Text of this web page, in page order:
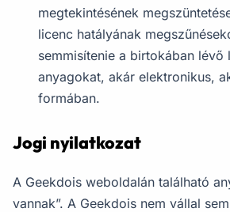
megtekintésének
licenc hatályának
semmisítenie a birtokában lévő
anyagokat, akár elektronikus,
formában.
Jogi nyilatkozat
A Geekdois weboldalán található
vannak”. A Geekdois nem vállal